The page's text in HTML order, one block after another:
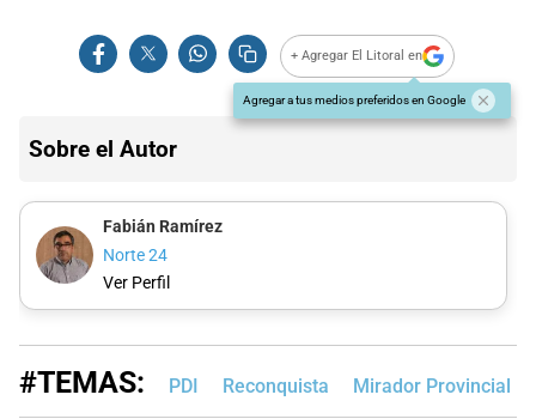
+ Agregar El Litoral en
Agregar a tus medios preferidos en Google
Sobre el Autor
Fabián Ramírez
Norte 24
Ver Perfil
#TEMAS: PDI Reconquista Mirador Provincial